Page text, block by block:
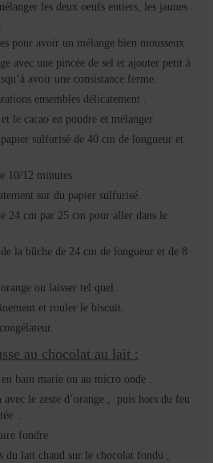
les deux oeufs entiers, les jaunes
pour avoir un mélange bien mousseux.
avec une pincée de sel et ajouter petit à
avoir une consistance ferme.
ensembles délicatement .
le cacao en poudre et mélanger.
sulfurisé de 40 cm de longueur et
10/12 minutes.
sur du papier sulfurisé.
24 cm par 25 cm pour aller dans le
la bûche de 24 cm de longueur et de 8
ou laisser tel quel.
et rouler le biscuit.
au chocolat au lait :
bain marie ou au micro onde .
le zeste d’orange , puis hors du feu
.
fondre
du lait chaud sur le chocolat fondu ,